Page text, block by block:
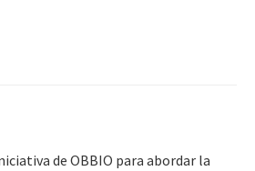
de OBBIO para abordar la